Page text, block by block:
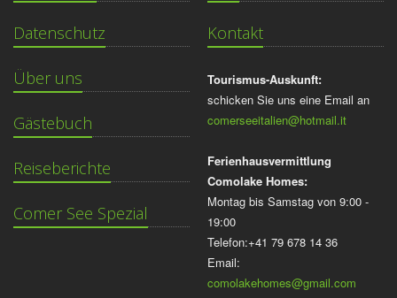
Datenschutz
Über uns
Gästebuch
Reiseberichte
Comer See Spezial
Kontakt
Tourismus-Auskunft:
schicken Sie uns eine Email an
comerseeitalien@hotmail.it
Ferienhausvermittlung
Comolake Homes:
Montag bis Samstag von 9:00 -
19:00
Telefon:+41 79 678 14 36
Email:
comolakehomes@gmail.com